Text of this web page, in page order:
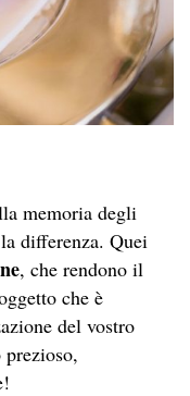
memoria degli
differenza. Quei
, che rendono il
che è
del vostro